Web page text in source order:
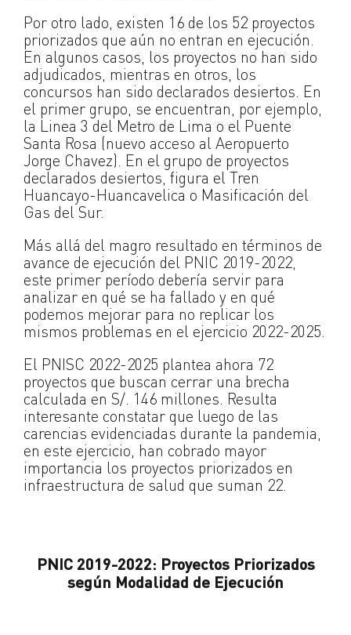
Por otro lado, existen 16 de los 52 proyectos
priorizados que aún no entran en ejecución.
En algunos casos, los proyectos no han sido
adjudicados, mientras en otros, los
concursos han sido declarados desiertos. En
el primer grupo, se encuentran, por ejemplo,
la Linea 3 del Metro de Lima o el Puente
Santa Rosa (nuevo acceso al Aeropuerto
Jorge Chavez). En el grupo de proyectos
declarados desiertos, figura el Tren
Huancayo-Huancavelica o Masificación del
Gas del Sur.
Más allá del magro resultado en términos de
avance de ejecución del PNIC 2019-2022,
este primer período debería servir para
analizar en qué se ha fallado y en qué
podemos mejorar para no replicar los
mismos problemas en el ejercicio 2022-2025.
El PNISC 2022-2025 plantea ahora 72
proyectos que buscan cerrar una brecha
calculada en S/. 146 millones. Resulta
interesante constatar que luego de las
carencias evidenciadas durante la pandemia,
en este ejercicio, han cobrado mayor
importancia los proyectos priorizados en
infraestructura de salud que suman 22.
PNIC 2019-2022: Proyectos Priorizados
según Modalidad de Ejecución